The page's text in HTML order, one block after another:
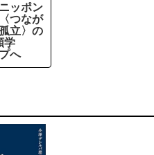
ッポン
つなが
立〉の
学
へ